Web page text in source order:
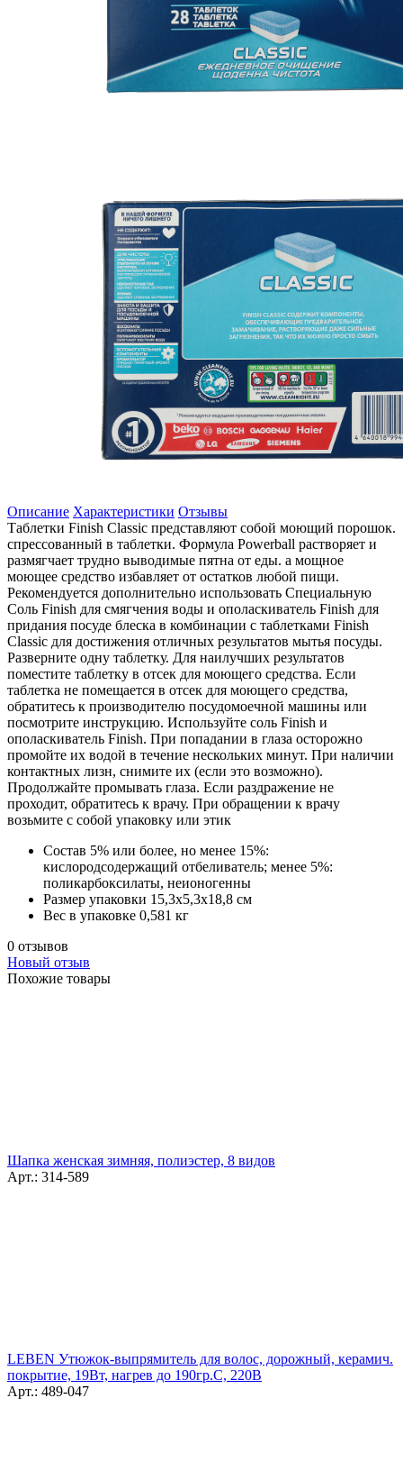
Описание Характеристики Отзывы
Таблетки Finish Classic представляют собой моющий порошок.
спрессованный в таблетки. Формула Powerball растворяет и
размягчает трудно выводимые пятна от еды. а мощное
моющее средство избавляет от остатков любой пищи.
Рекомендуется дополнительно использовать Специальную
Соль Finish для смягчения воды и ополаскиватель Finish для
придания посуде блеска в комбинации с таблетками Finish
Classic для достижения отличных результатов мытья посуды.
Разверните одну таблетку. Для наилучших результатов
поместите таблетку в отсек для моющего средства. Если
таблетка не помещается в отсек для моющего средства,
обратитесь к производителю посудомоечной машины или
посмотрите инструкцию. Используйте соль Finish и
ополаскиватель Finish. При попадании в глаза осторожно
промойте их водой в течение нескольких минут. При наличии
контактных лизн, снимите их (если это возможно).
Продолжайте промывать глаза. Если раздражение не
проходит, обратитесь к врачу. При обращении к врачу
возьмите с собой упаковку или этик
Состав 5% или более, но менее 15%:
кислородсодержащий отбеливатель; менее 5%:
поликарбоксилаты, неионогенны
Размер упаковки 15,3х5,3х18,8 см
Вес в упаковке 0,581 кг
0 отзывов
Новый отзыв
Похожие товары
Шапка женская зимняя, полиэстер, 8 видов
Арт.: 314-589
LEBEN Утюжок-выпрямитель для волос, дорожный, керамич.
покрытие, 19Вт, нагрев до 190гр.С, 220В
Арт.: 489-047